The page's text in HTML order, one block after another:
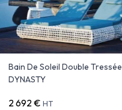
Bain De Soleil Double Tressée
DYNASTY
2 692 € HT